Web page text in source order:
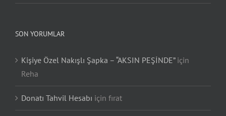
SON YORUMLAR
Kişiye Özel Nakışlı Şapka – “AKSIN PEŞİNDE”için
Reha
Donatı Tahvil Hesabı için fırat